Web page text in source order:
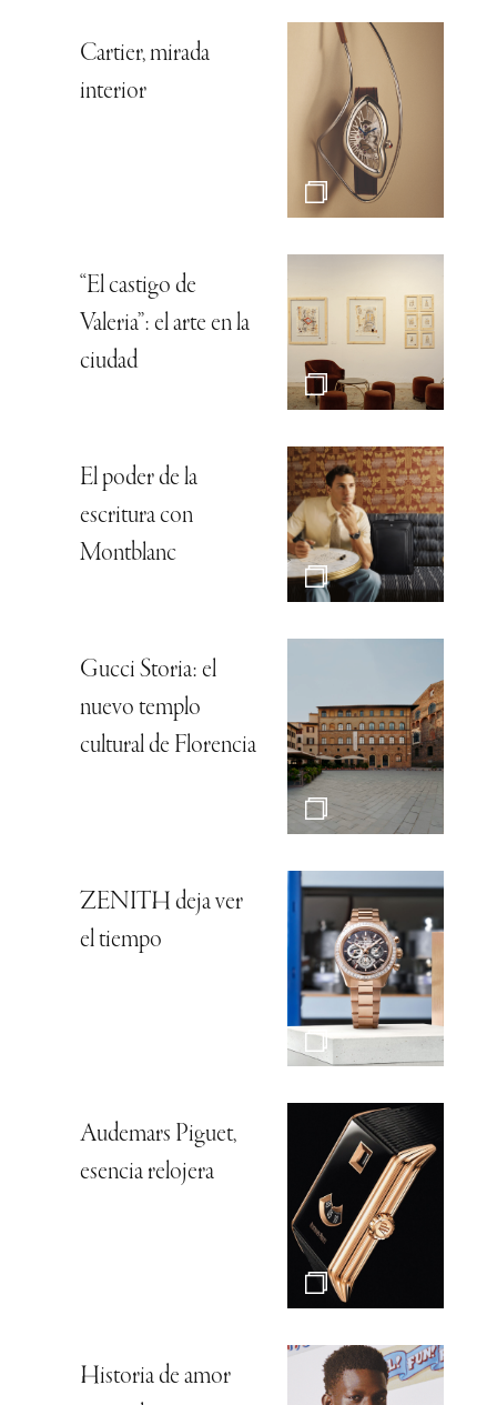
Cartier, mirada
interior
“El castigo de
Valeria”: el arte en la
ciudad
El poder de la
escritura con
Montblanc
Gucci Storia: el
nuevo templo
cultural de Florencia
ZENITH deja ver
el tiempo
Audemars Piguet,
esencia relojera
Historia de amor